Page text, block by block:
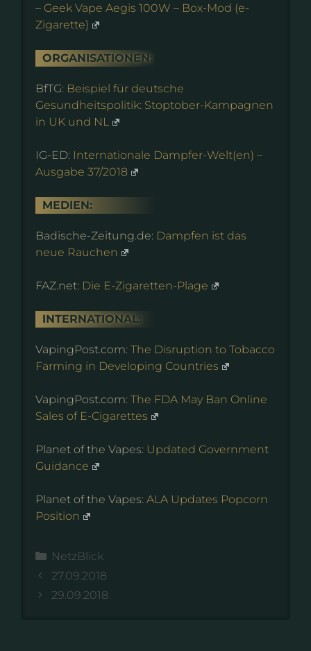
– Geek Vape Aegis 100W – Box-Mod (e-
Zigarette)
ORGANISATIONEN:
BfTG: Beispiel für deutsche
Gesundheitspolitik: Stoptober-Kampagnen
in UK und NL
IG-ED: Internationale Dampfer-Welt(en) –
Ausgabe 37/2018
MEDIEN:
Badische-Zeitung.de: Dampfen ist das
neue Rauchen
FAZ.net: Die E-Zigaretten-Plage
INTERNATIONAL:
VapingPost.com: The Disruption to Tobacco
Farming in Developing Countries
VapingPost.com: The FDA May Ban Online
Sales of E-Cigarettes
Planet of the Vapes: Updated Government
Guidance
Planet of the Vapes: ALA Updates Popcorn
Position
Kategorien
NetzBlick
27.09.2018
29.09.2018